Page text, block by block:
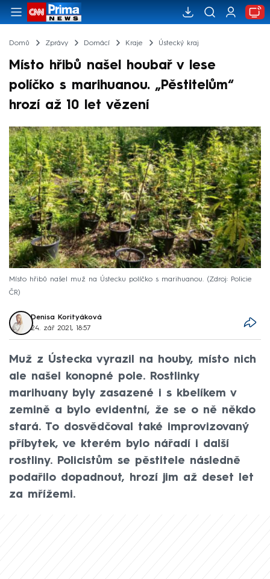
Domů Zprávy Domácí Kraje Ústecký kraj
Místo hřibů našel houbař v lese
políčko s marihuanou. „Pěstitelům“
hrozí až 10 let vězení
Místo hřibů našel muž na Ústecku políčko s marihuanou.
Zdroj: Policie
ČR
Denisa Korityáková
24. zář 2021, 18:57
Muž z Ústecka vyrazil na houby, místo nich
ale našel konopné pole. Rostlinky
marihuany byly zasazené i s kbelíkem v
zemině a bylo evidentní, že se o ně někdo
stará. To dosvědčoval také improvizovaný
příbytek, ve kterém bylo nářadí i další
rostliny. Policistům se pěstitele následně
podařilo dopadnout, hrozí jim až deset let
za mřížemi.